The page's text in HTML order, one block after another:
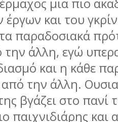
μια πιο
και του
τα παραδοσιακά
την άλλη, εγώ
και η κάθε
από την άλλη.
βγάζει στο πανί
παιχνιδιάρης και